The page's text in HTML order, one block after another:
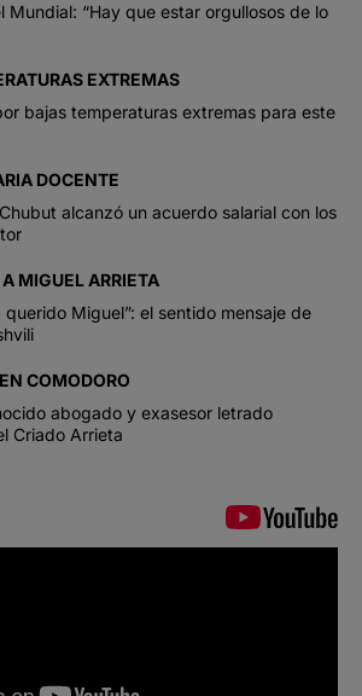
Mundial: “Hay que estar orgullosos de lo
EXTREMAS
bajas temperaturas extremas para este
DOCENTE
alcanzó un acuerdo salarial con los
MIGUEL ARRIETA
querido Miguel”: el sentido mensaje de
COMODORO
abogado y exasesor letrado
Criado Arrieta